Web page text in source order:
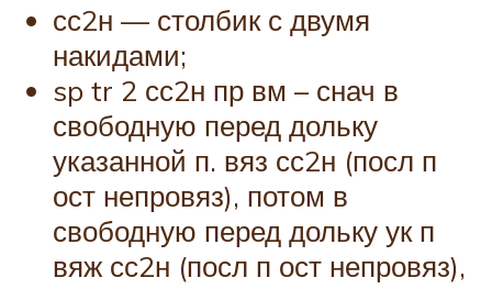
сс2н — столбик с двумя
накидами;
sp tr 2 сс2н пр вм – снач в
свободную перед дольку
указанной п. вяз сс2н (посл п
ост непровяз), потом в
свободную перед дольку ук п
вяж сс2н (посл п ост непровяз),